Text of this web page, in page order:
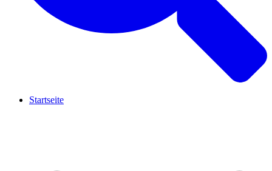
Startseite